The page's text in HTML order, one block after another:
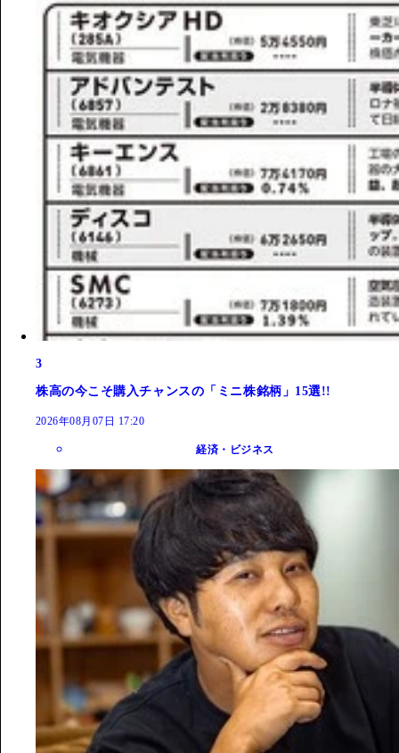
3
株高の今こそ購入チャンスの「ミニ株銘柄」15選!!
2026年08月07日 17:20
経済・ビジネス